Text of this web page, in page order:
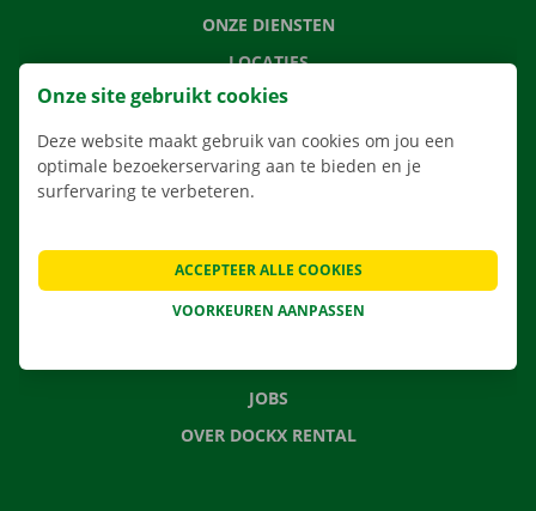
ONZE DIENSTEN
LOCATIES
APP
VERHUISOPLOSSINGEN
CONTACTEER ONS
VEELGESTELDE VRAGEN
NIEUWS
JOBS
OVER DOCKX RENTAL
Onze site gebruikt cookies
Deze website maakt gebruik van cookies om jou een
optimale bezoekerservaring aan te bieden en je
surfervaring te verbeteren.
VOORKEUREN AANPASSEN
ACCEPTEER ALLE COOKIES